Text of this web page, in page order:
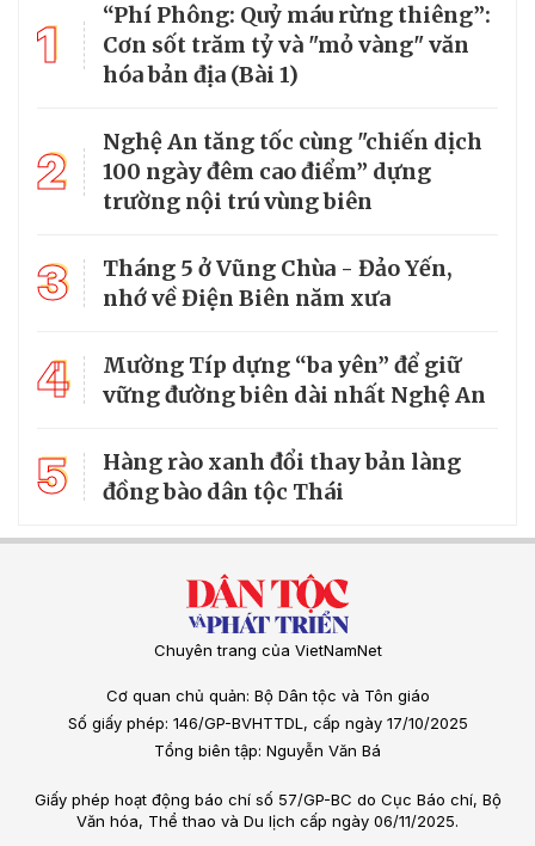
1
“Phí Phông: Quỷ máu rừng thiêng”:
Cơn sốt trăm tỷ và "mỏ vàng" văn
hóa bản địa (Bài 1)
2
Nghệ An tăng tốc cùng "chiến dịch
100 ngày đêm cao điểm” dựng
trường nội trú vùng biên
3
Tháng 5 ở Vũng Chùa - Đảo Yến,
nhớ về Điện Biên năm xưa
4
Mường Típ dựng “ba yên” để giữ
vững đường biên dài nhất Nghệ An
5
Hàng rào xanh đổi thay bản làng
đồng bào dân tộc Thái
Chuyên trang của VietNamNet
Cơ quan chủ quản: Bộ Dân tộc và Tôn giáo
Số giấy phép: 146/GP-BVHTTDL, cấp ngày 17/10/2025
Tổng biên tập: Nguyễn Văn Bá
Giấy phép hoạt động báo chí số 57/GP-BC do Cục Báo chí, Bộ
Văn hóa, Thể thao và Du lịch cấp ngày 06/11/2025.